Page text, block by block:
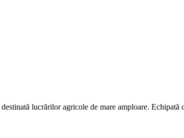
lucrărilor agricole de mare amploare. Echipată